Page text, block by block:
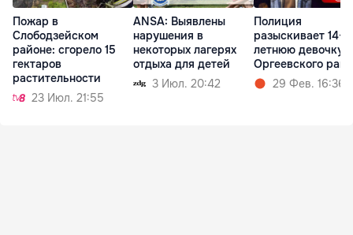
Пожар в
Слободзейском
районе: сгорело 15
гектаров
растительности
23 Июл. 21:55
ANSА: Выявлены
нарушения в
некоторых лагерях
отдыха для детей
3 Июл. 20:42
Полиция
разыскивает 14-
летнюю девочку
Оргеевского
29 Фев. 16:36